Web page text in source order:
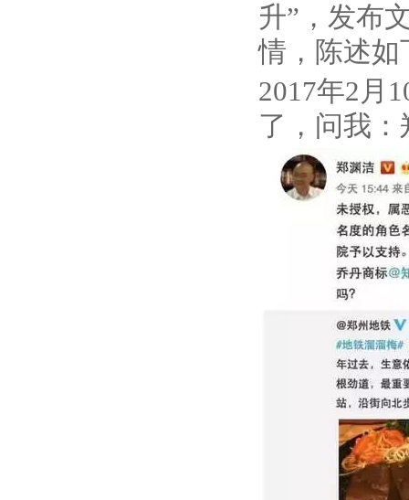
升”，发布
情，陈述如
2017年2月
了，问我